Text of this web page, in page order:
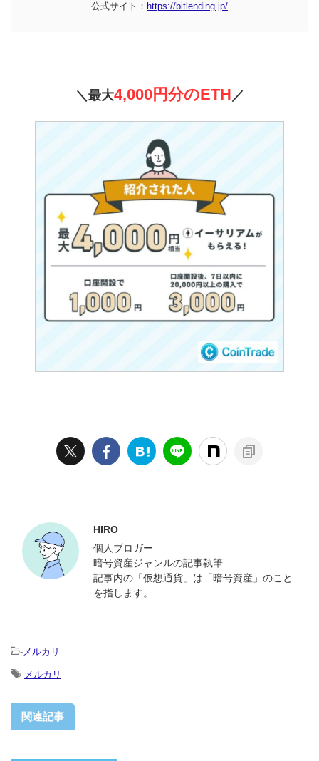
公式サイト： https://bitlending.jp/
＼最大4,000円分のETH／
HIRO
個人ブロガー
暗号資産ジャンルの記事執筆
記事内の「仮想通貨」は「暗号資産」のこと
を指します。
- メルカリ
- メルカリ
関連記事